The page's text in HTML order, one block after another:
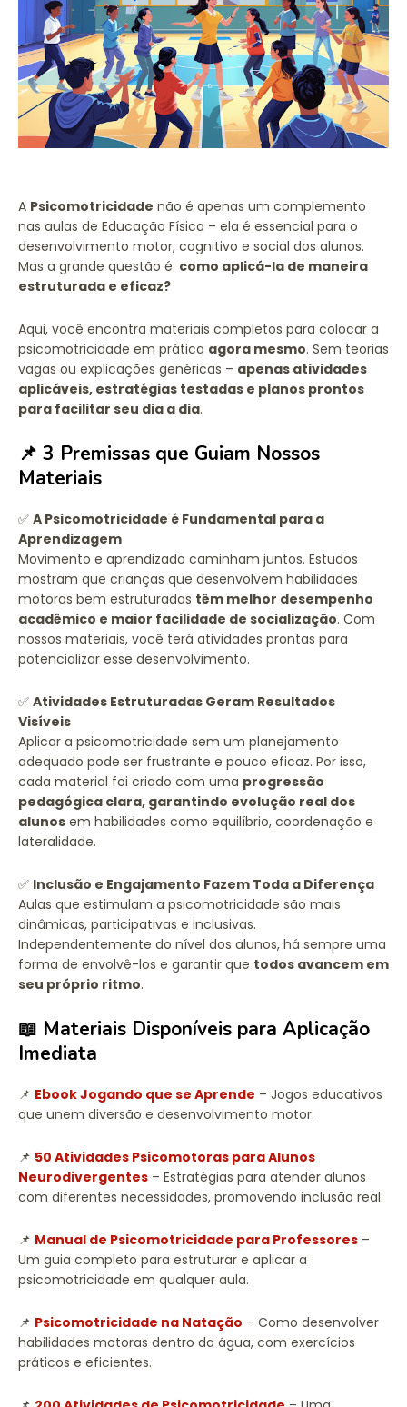
A Psicomotricidade não é apenas um complemento
nas aulas de Educação Física – ela é essencial para o
desenvolvimento motor, cognitivo e social dos alunos.
Mas a grande questão é: como aplicá-la de maneira
estruturada e eficaz?
Aqui, você encontra materiais completos para colocar a
psicomotricidade em prática agora mesmo. Sem teorias
vagas ou explicações genéricas – apenas atividades
aplicáveis, estratégias testadas e planos prontos
para facilitar seu dia a dia.
📌 3 Premissas que Guiam Nossos
Materiais
✅ A Psicomotricidade é Fundamental para a
Aprendizagem
Movimento e aprendizado caminham juntos. Estudos
mostram que crianças que desenvolvem habilidades
motoras bem estruturadas têm melhor desempenho
acadêmico e maior facilidade de socialização. Com
nossos materiais, você terá atividades prontas para
potencializar esse desenvolvimento.
✅ Atividades Estruturadas Geram Resultados
Visíveis
Aplicar a psicomotricidade sem um planejamento
adequado pode ser frustrante e pouco eficaz. Por isso,
cada material foi criado com uma progressão
pedagógica clara, garantindo evolução real dos
alunos em habilidades como equilíbrio, coordenação e
lateralidade.
✅ Inclusão e Engajamento Fazem Toda a Diferença
Aulas que estimulam a psicomotricidade são mais
dinâmicas, participativas e inclusivas.
Independentemente do nível dos alunos, há sempre uma
forma de envolvê-los e garantir que todos avancem em
seu próprio ritmo.
📖 Materiais Disponíveis para Aplicação
Imediata
📌 Ebook Jogando que se Aprende – Jogos educativos
que unem diversão e desenvolvimento motor.
📌 50 Atividades Psicomotoras para Alunos
Neurodivergentes – Estratégias para atender alunos
com diferentes necessidades, promovendo inclusão real.
📌 Manual de Psicomotricidade para Professores –
Um guia completo para estruturar e aplicar a
psicomotricidade em qualquer aula.
📌 Psicomotricidade na Natação – Como desenvolver
habilidades motoras dentro da água, com exercícios
práticos e eficientes.